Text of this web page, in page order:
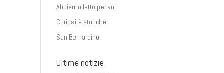
Abbiamo letto per voi
Curiosità storiche
San Bernardino
Ultime notizie